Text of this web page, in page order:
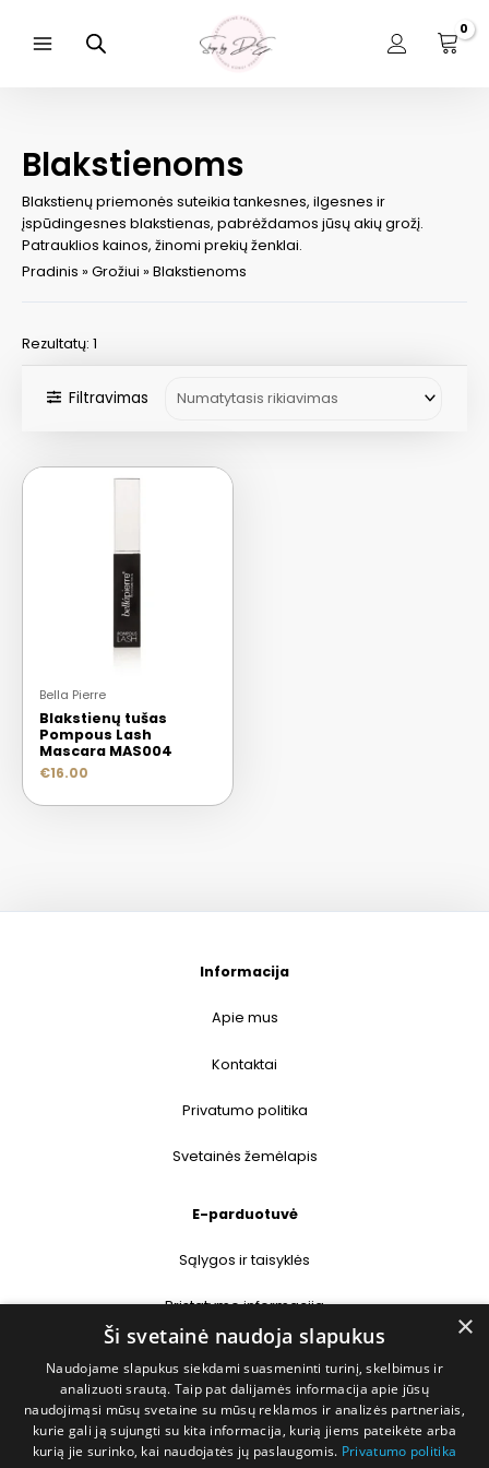
turinio
Blakstienoms
Blakstienų priemonės suteikia tankesnes, ilgesnes ir
įspūdingesnes blakstienas, pabrėždamos jūsų akių grožį.
Patrauklios kainos, žinomi prekių ženklai.
Pradinis » Grožiui » Blakstienoms
Rezultatų: 1
Filtravimas
Bella Pierre
Blakstienų tušas
Pompous Lash
Mascara MAS004
€16.00
Informacija
Apie mus
Kontaktai
Privatumo politika
Svetainės žemėlapis
E-parduotuvė
Sąlygos ir taisyklės
Pristatymo informacija
Prekių grąžinimas
Kontaktai
+370 677 31358
×
Ši svetainė naudoja slapukus
Naudojame slapukus siekdami suasmeninti turinį, skelbimus ir
analizuoti srautą. Taip pat dalijamės informacija apie jūsų
naudojimąsi mūsų svetaine su mūsų reklamos ir analizės partneriais,
kurie gali ją sujungti su kita informacija, kurią jiems pateikėte arba
kurią jie surinko, kai naudojatės jų paslaugomis. Privatumo politika